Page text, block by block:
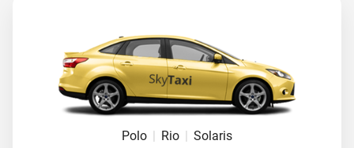
Polo | Rio | Solaris